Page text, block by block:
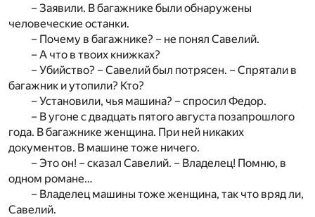
– Заявили. В багажнике были обнаружены
человеческие останки.
– Почему в багажнике? – не понял Савелий.
– А что в твоих книжках?
– Убийство? – Савелий был потрясен. – Спрятали в
багажник и утопили? Кто?
– Установили, чья машина? – спросил Федор.
– В угоне с двадцать пятого августа позапрошлого
года. В багажнике женщина. При ней никаких
документов. В машине тоже ничего.
– Это он! – сказал Савелий. – Владелец! Помню, в
одном романе…
– Владелец машины тоже женщина, так что вряд ли,
Савелий.